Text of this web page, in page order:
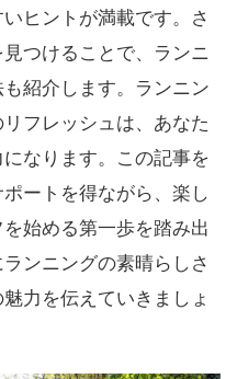
ヒントが満載です。さ
つけることで、ランニ
紹介します。ランニン
フレッシュは、あなた
なります。この記事を
ートを得ながら、楽し
始める第一歩を踏み出
ンニングの素晴らしさ
力を伝えていきましょ